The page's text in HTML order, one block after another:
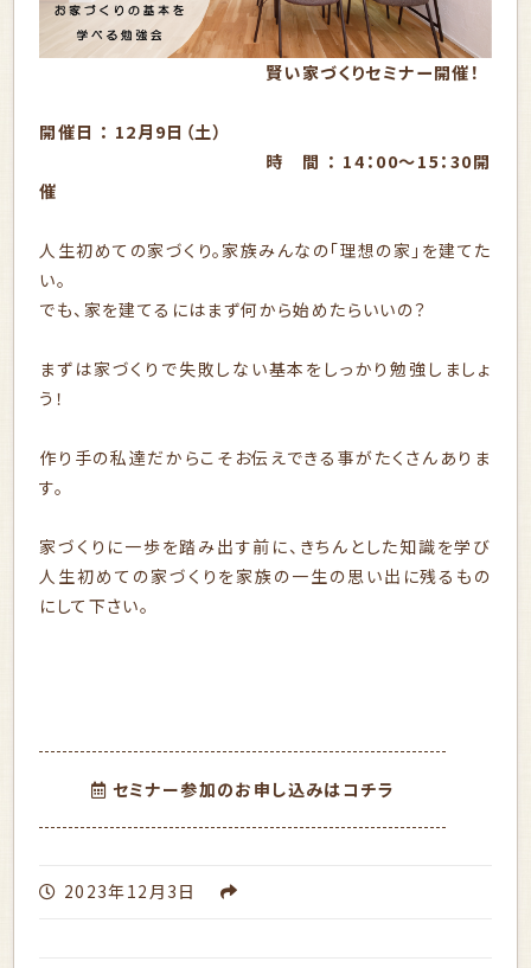
賢い家づくりセミナー開催！
開催日 ： 12月9日（土）
時 間 ： 14：00～15：30開
催
人生初めての家づくり。家族みんなの「理想の家」を建てた
い。
でも、家を建てるにはまず何から始めたらいいの？
まずは家づくりで失敗しない基本をしっかり勉強しましょ
う！
作り手の私達だからこそお伝えできる事がたくさんありま
す。
家づくりに一歩を踏み出す前に、きちんとした知識を学び
人生初めての家づくりを家族の一生の思い出に残るもの
にして下さい。
セミナー参加のお申し込みはコチラ
2023年12月3日